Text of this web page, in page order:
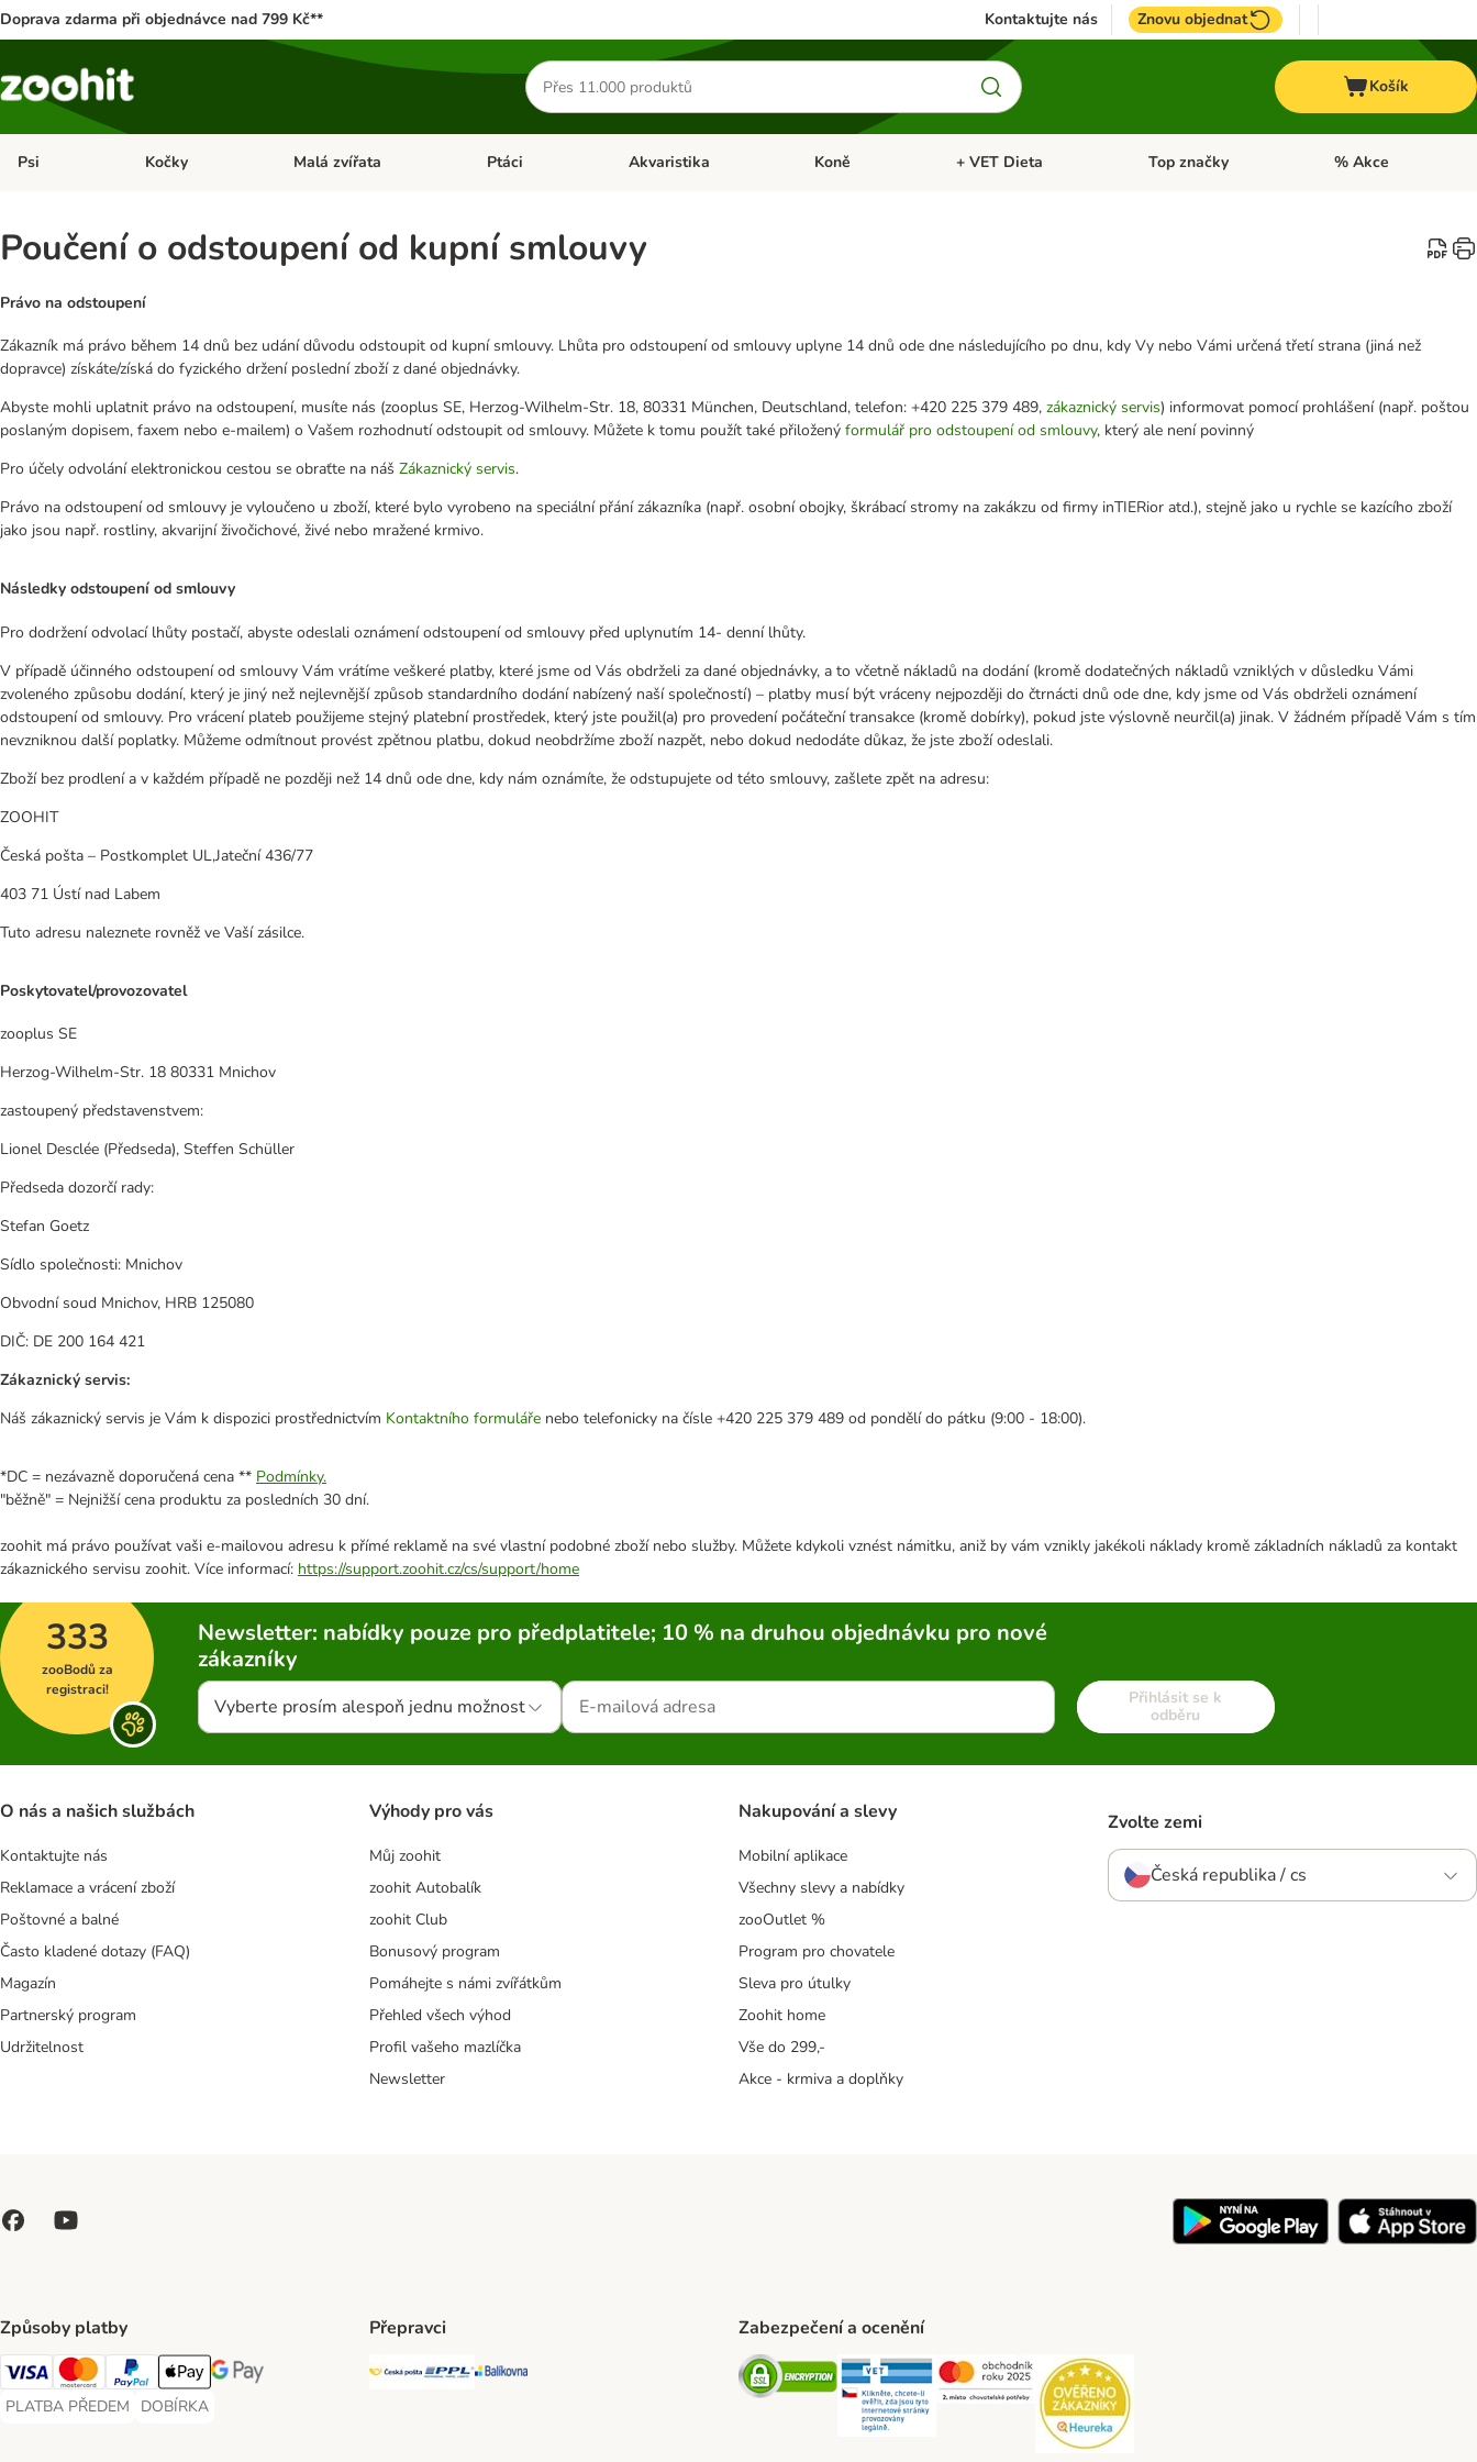
Doprava zdarma při objednávce nad 799 Kč** Kontaktujte nás Znovu objednat
Hledat
produkty
Košík
Psi Otevřít menu: Psi
Kočky Otevřít menu: Kočky
Malá zvířata Otevřít menu: Malá zvířata
Ptáci Otevřít menu: Ptáci
Akvaristika Otevřít menu: Akvaristika
Koně Otevřít menu: Koně
+ VET Dieta Otevřít menu: + VET Dieta
Top značky Otevřít menu: Top
% Akce
Poučení o odstoupení od kupní smlouvy
Právo na odstoupení
Zákazník má právo během 14 dnů bez udání důvodu odstoupit od kupní smlouvy. Lhůta pro odstoupení od smlouvy uplyne 14 dnů ode dne následujícího po dnu, kdy Vy nebo Vámi určená třetí strana (jiná než
dopravce) získáte/získá do fyzického držení poslední zboží z dané objednávky.
Abyste mohli uplatnit právo na odstoupení, musíte nás (zooplus SE, Herzog-Wilhelm-Str. 18, 80331 München, Deutschland, telefon: +420 225 379 489, zákaznický servis) informovat pomocí prohlášení (např. poštou
poslaným dopisem, faxem nebo e-mailem) o Vašem rozhodnutí odstoupit od smlouvy. Můžete k tomu použít také přiložený formulář pro odstoupení od smlouvy, který ale není povinný
Pro účely odvolání elektronickou cestou se obraťte na náš Zákaznický servis.
Právo na odstoupení od smlouvy je vyloučeno u zboží, které bylo vyrobeno na speciální přání zákazníka (např. osobní obojky, škrábací stromy na zakákzu od firmy inTIERior atd.), stejně jako u rychle se kazícího zboží
jako jsou např. rostliny, akvarijní živočichové, živé nebo mražené krmivo.
Následky odstoupení od smlouvy
Pro dodržení odvolací lhůty postačí, abyste odeslali oznámení odstoupení od smlouvy před uplynutím 14- denní lhůty.
V případě účinného odstoupení od smlouvy Vám vrátíme veškeré platby, které jsme od Vás obdrželi za dané objednávky, a to včetně nákladů na dodání (kromě dodatečných nákladů vzniklých v důsledku Vámi
zvoleného způsobu dodání, který je jiný než nejlevnější způsob standardního dodání nabízený naší společností) – platby musí být vráceny nejpozději do čtrnácti dnů ode dne, kdy jsme od Vás obdrželi oznámení
odstoupení od smlouvy. Pro vrácení plateb použijeme stejný platební prostředek, který jste použil(a) pro provedení počáteční transakce (kromě dobírky), pokud jste výslovně neurčil(a) jinak. V žádném případě Vám s tím
nevzniknou další poplatky. Můžeme odmítnout provést zpětnou platbu, dokud neobdržíme zboží nazpět, nebo dokud nedodáte důkaz, že jste zboží odeslali.
Zboží bez prodlení a v každém případě ne později než 14 dnů ode dne, kdy nám oznámíte, že odstupujete od této smlouvy, zašlete zpět na adresu:
ZOOHIT
Česká pošta – Postkomplet UL,Jateční 436/77
403 71 Ústí nad Labem
Tuto adresu naleznete rovněž ve Vaší zásilce.
Poskytovatel/provozovatel
zooplus SE
Herzog-Wilhelm-Str. 18 80331 Mnichov
zastoupený představenstvem:
Lionel Desclée (Předseda), Steffen Schüller
Předseda dozorčí rady:
Stefan Goetz
Sídlo společnosti: Mnichov
Obvodní soud Mnichov, HRB 125080
DIČ: DE 200 164 421
Zákaznický servis:
Náš zákaznický servis je Vám k dispozici prostřednictvím Kontaktního formuláře nebo telefonicky na čísle +420 225 379 489 od pondělí do pátku (9:00 - 18:00).
*DC = nezávazně doporučená cena ** Podmínky.
"běžně" = Nejnižší cena produktu za posledních 30 dní.
zoohit má právo používat vaši e-mailovou adresu k přímé reklamě na své vlastní podobné zboží nebo služby. Můžete kdykoli vznést námitku, aniž by vám vznikly jakékoli náklady kromě základních nákladů za kontakt
zákaznického servisu zoohit. Více informací: https://support.zoohit.cz/cs/support/home
333
zooBodů za
registraci!
Newsletter: nabídky pouze pro předplatitele; 10 % na druhou objednávku pro nové
zákazníky
Vyberte prosím alespoň jednu možnost
Přihlásit se k
odběru
O nás a našich službách
Kontaktujte nás
Reklamace a vrácení zboží
Poštovné a balné
Často kladené dotazy (FAQ)
Magazín
Partnerský program
Udržitelnost
Výhody pro vás
Můj zoohit
zoohit Autobalík
zoohit Club
Bonusový program
Pomáhejte s námi zvířátkům
Přehled všech výhod
Profil vašeho mazlíčka
Newsletter
Nakupování a slevy
Mobilní aplikace
Všechny slevy a nabídky
zooOutlet %
Program pro chovatele
Sleva pro útulky
Zoohit home
Vše do 299,-
Akce - krmiva a doplňky
Zvolte zemi
Česká republika / cs
Způsoby platby
Visa Payment Method
Mastercard Payment Method
PayPal Payment Method
Apple pay Payment Method
GooglePay Payment Method
PLATBA PŘEDEM
PLATBA PŘEDEM Payment Method
DOBÍRKA
DOBÍRKA Payment Method
Přepravci
Česká pošta Shipping Method
PPL Shipping Method
Balíkovna Shipping Method
Zabezpečení a ocenění
Security Security Security